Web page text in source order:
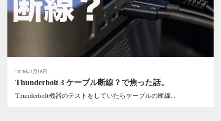
2026年4月18日
Thunderbolt 3 ケーブル断線？で焦った話。
Thunderbolt機器のテストをしていたらケーブルの断線...